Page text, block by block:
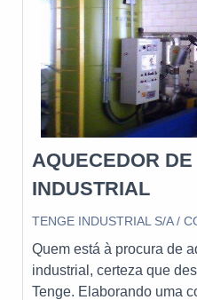
atender todas as
AQUECEDOR
INDUSTRIAL
TENGE INDUSTRIAL S/A /
Quem está à procura de
industrial, certeza que
Tenge. Elaborando uma